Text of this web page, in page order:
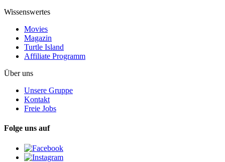
Wissenswertes
Movies
Magazin
Turtle Island
Affiliate Programm
Über uns
Unsere Gruppe
Kontakt
Freie Jobs
Folge uns auf